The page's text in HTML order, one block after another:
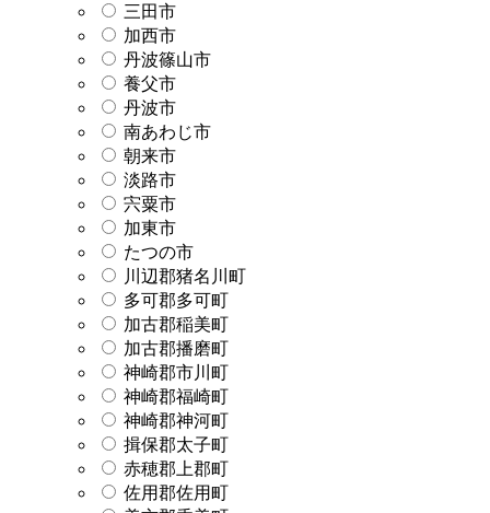
三田市
加西市
丹波篠山市
養父市
丹波市
南あわじ市
朝来市
淡路市
宍粟市
加東市
たつの市
川辺郡猪名川町
多可郡多可町
加古郡稲美町
加古郡播磨町
神崎郡市川町
神崎郡福崎町
神崎郡神河町
揖保郡太子町
赤穂郡上郡町
佐用郡佐用町